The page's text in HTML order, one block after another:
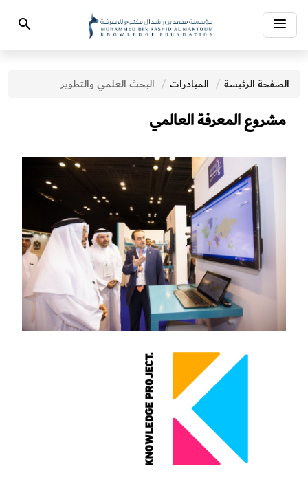
Toggle
navigation
Search
الصفحة الرئيسة المبادرات‎ البحث العلمي والتطوير
مشروع المعرفة العالمي